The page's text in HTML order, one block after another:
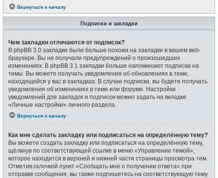
Вернуться к началу
Подписки и закладки
Чем закладки отличаются от подписок?
В phpBB 3.0 закладки были больше похожи на закладки в вашем веб-
браузере. Вы не получали предупреждений о произошедших
изменениях. В phpBB 3.1 закладки больше напоминают подписки на
темы. Вы можете получать уведомления об обновлениях в теме,
находящейся у вас в закладках. В случае подписки, вы будете получать
уведомления об изменениях в теме или форуме. Настройки
уведомлений для закладок и подписок можно задать на вкладке
«Личные настройки» личного раздела.
Вернуться к началу
Как мне сделать закладку или подписаться на определённую тему?
Вы можете создать закладку или подписаться на определённую тему,
щёлкнув по соответствующей ссылке в меню «Управление темой»,
которое находится в верхней и нижней части страницы просмотра тем.
Отметив галочкой пункт «Сообщать мне о получении ответа» при
отправке сообщения, вы также подпишетесь на соответствующую тему.